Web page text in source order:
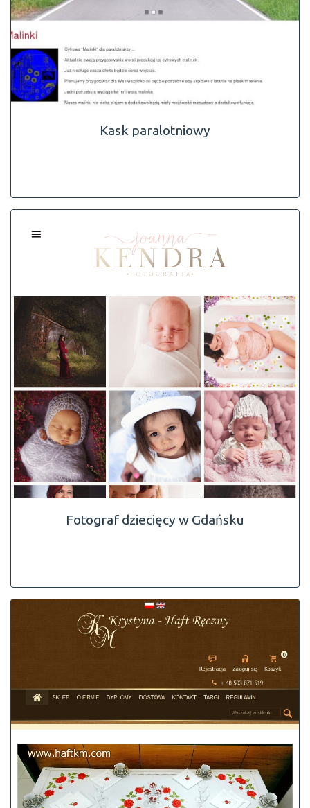
Kask paralotniowy
Fotograf dziecięcy w Gdańsku